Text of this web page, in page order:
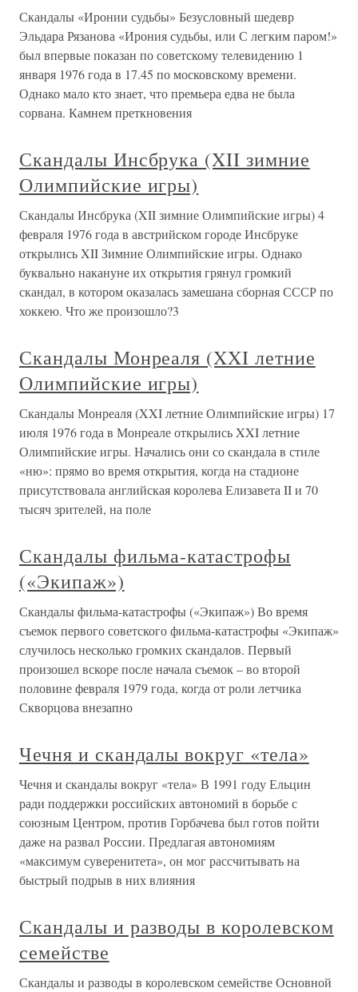
Скандалы «Иронии судьбы» Безусловный шедевр
Эльдара Рязанова «Ирония судьбы, или С легким паром!»
был впервые показан по советскому телевидению 1
января 1976 года в 17.45 по московскому времени.
Однако мало кто знает, что премьера едва не была
сорвана. Камнем преткновения
Скандалы Инсбрука (XII зимние
Олимпийские игры)
Скандалы Инсбрука (XII зимние Олимпийские игры) 4
февраля 1976 года в австрийском городе Инсбруке
открылись XII Зимние Олимпийские игры. Однако
буквально накануне их открытия грянул громкий
скандал, в котором оказалась замешана сборная СССР по
хоккею. Что же произошло?3
Скандалы Монреаля (XXI летние
Олимпийские игры)
Скандалы Монреаля (XXI летние Олимпийские игры) 17
июля 1976 года в Монреале открылись XXI летние
Олимпийские игры. Начались они со скандала в стиле
«ню»: прямо во время открытия, когда на стадионе
присутствовала английская королева Елизавета II и 70
тысяч зрителей, на поле
Скандалы фильма-катастрофы
(«Экипаж»)
Скандалы фильма-катастрофы («Экипаж») Во время
съемок первого советского фильма-катастрофы «Экипаж»
случилось несколько громких скандалов. Первый
произошел вскоре после начала съемок – во второй
половине февраля 1979 года, когда от роли летчика
Скворцова внезапно
Чечня и скандалы вокруг «тела»
Чечня и скандалы вокруг «тела» В 1991 году Ельцин
ради поддержки российских автономий в борьбе с
союзным Центром, против Горбачева был готов пойти
даже на развал России. Предлагая автономиям
«максимум суверенитета», он мог рассчитывать на
быстрый подрыв в них влияния
Скандалы и разводы в королевском
семействе
Скандалы и разводы в королевском семействе Основной